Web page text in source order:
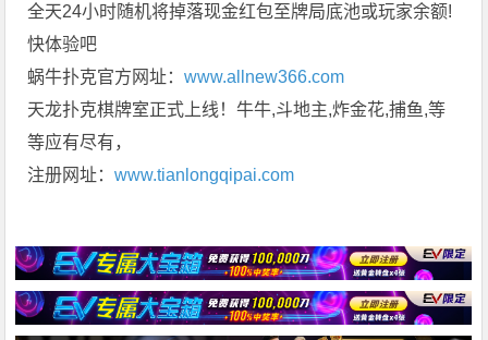
全天24小时随机将掉落现金红包至牌局底池或玩家余额!
快体验吧
蜗牛扑克官方网址：www.allnew366.com
天龙扑克棋牌室正式上线！牛牛,斗地主,炸金花,捕鱼,等
等应有尽有，
注册网址：www.tianlongqipai.com